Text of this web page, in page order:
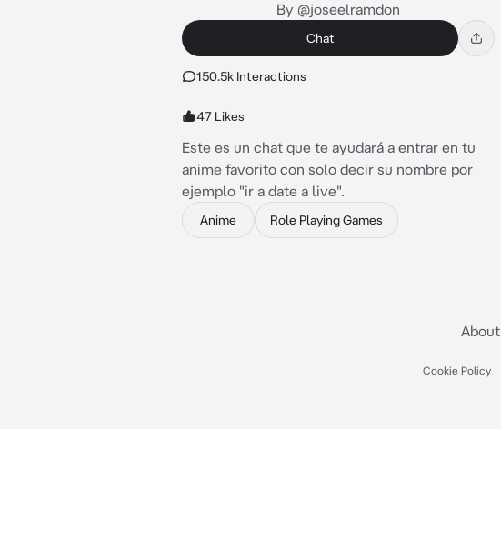
By @joseelramdon
Chat
150.5k Interactions
47 Likes
Este es un chat que te ayudará a entrar en tu
anime favorito con solo decir su nombre por
ejemplo "ir a date a live".
Anime Role Playing Games
About
Cookie Policy